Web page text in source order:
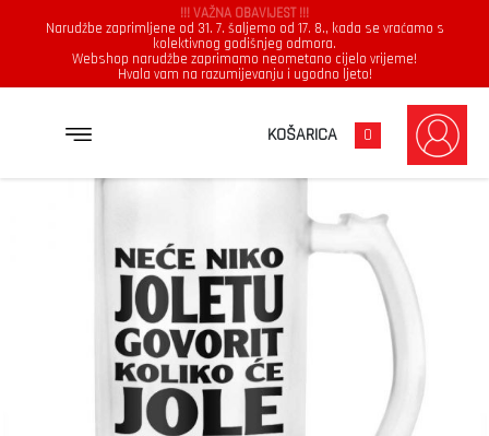
!!! VAŽNA OBAVIJEST !!!
Narudžbe zaprimljene od 31. 7. šaljemo od 17. 8., kada se vraćamo s
kolektivnog godišnjeg odmora.
Webshop narudžbe zaprimamo neometano cijelo vrijeme!
Hvala vam na razumijevanju i ugodno ljeto!
KOŠARICA 0
NEĆE NIKO JOLETU GOVORIT KOLIKO ĆE JOLE PIVE POPIT